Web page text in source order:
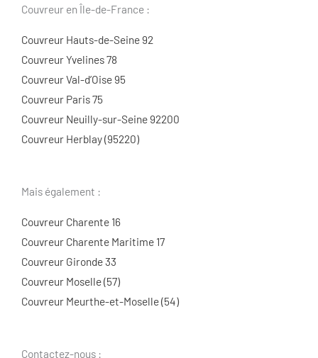
Couvreur en Île-de-France :
Couvreur Hauts-de-Seine 92
Couvreur Yvelines 78
Couvreur Val-d’Oise 95
Couvreur Paris 75
Couvreur Neuilly-sur-Seine 92200
Couvreur Herblay (95220)
Mais également :
Couvreur Charente 16
Couvreur Charente Maritime 17
Couvreur Gironde 33
Couvreur Moselle (57)
Couvreur Meurthe-et-Moselle (54)
Contactez-nous :